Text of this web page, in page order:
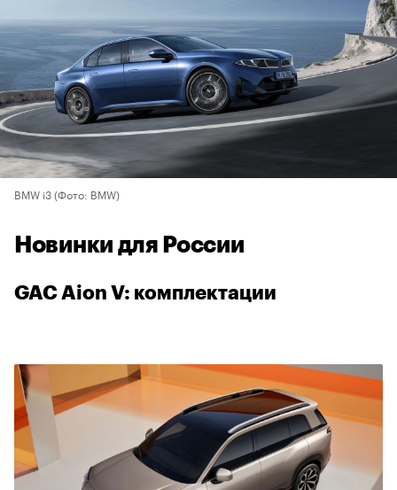
BMW i3(Фото: BMW)
Новинки для России
GAC Aion V: комплектации